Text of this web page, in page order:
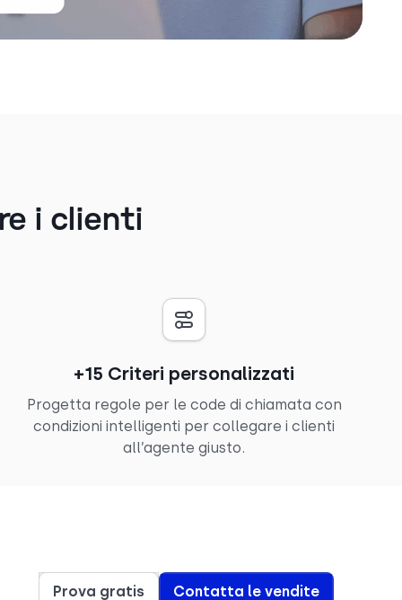
i clienti
+15 Criteri personalizzati
Progetta regole per le code di chiamata con
condizioni intelligenti per collegare i clienti
all’agente giusto.
Prova gratis Contatta le vendite